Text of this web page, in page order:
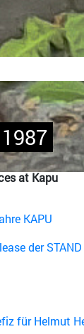
at Kapu
KAPU
der
für Helmut